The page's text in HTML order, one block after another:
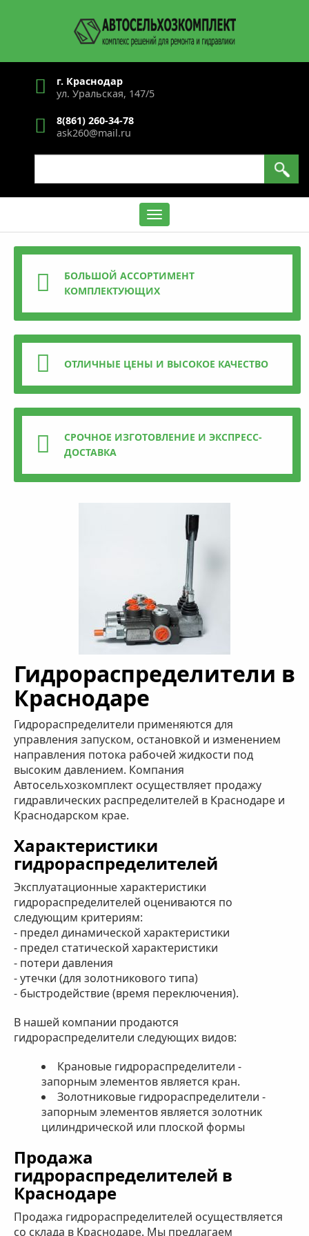
г. Краснодар
ул. Уральская, 147/5
8(861) 260-34-78
ask260@mail.ru
БОЛЬШОЙ АССОРТИМЕНТ
КОМПЛЕКТУЮЩИХ
ОТЛИЧНЫЕ ЦЕНЫ И ВЫСОКОЕ КАЧЕСТВО
СРОЧНОЕ ИЗГОТОВЛЕНИЕ И ЭКСПРЕСС-
ДОСТАВКА
Гидрораспределители в
Краснодаре
Гидрораспределители применяются для
управления запуском, остановкой и изменением
направления потока рабочей жидкости под
высоким давлением. Компания
Автосельхозкомплект осуществляет продажу
гидравлических распределителей в Краснодаре и
Краснодарском крае.
Характеристики
гидрораспределителей
Эксплуатационные характеристики
гидрораспределителей оцениваются по
следующим критериям:
- предел динамической характеристики
- предел статической характеристики
- потери давления
- утечки (для золотникового типа)
- быстродействие (время переключения).
В нашей компании продаются
гидрораспределители следующих видов:
Крановые гидрораспределители -
запорным элементов является кран.
Золотниковые гидрораспределители -
запорным элементов является золотник
цилиндрической или плоской формы
Продажа
гидрораспределителей в
Краснодаре
Продажа гидрораспределителей осуществляется
со склада в Краснодаре. Мы предлагаем